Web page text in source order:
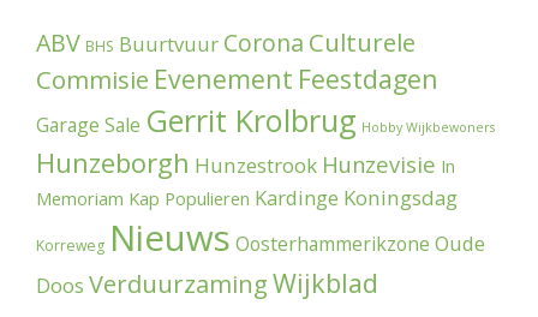
ABV BHS Buurtvuur Corona Culturele
Commisie Evenement Feestdagen
Garage Sale Gerrit Krolbrug Hobby Wijkbewoners
Hunzeborgh Hunzestrook Hunzevisie In
Memoriam Kap Populieren Kardinge Koningsdag
Korreweg Nieuws Oosterhammerikzone Oude
Doos VerduurzamingWijkblad